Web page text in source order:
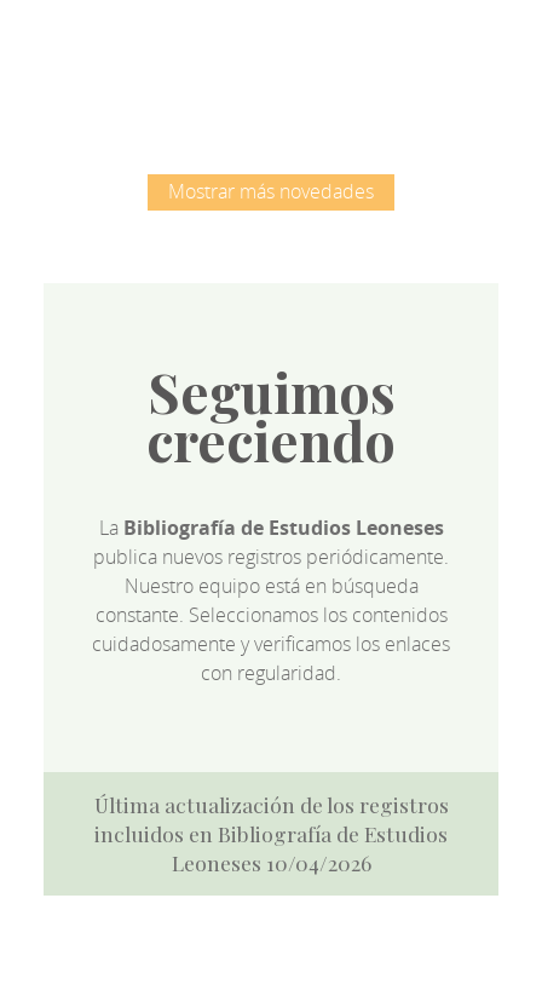
Mostrar más novedades
Seguimos
creciendo
La Bibliografía de Estudios Leoneses
publica nuevos registros periódicamente.
Nuestro equipo está en búsqueda
constante. Seleccionamos los contenidos
cuidadosamente y verificamos los enlaces
con regularidad.
Última actualización de los registros
incluidos en Bibliografía de Estudios
Leoneses 10/04/2026